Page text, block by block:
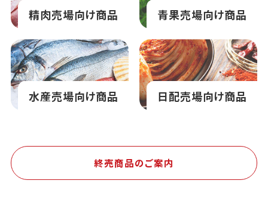
精肉売場向け商品 青果売場向け商品
水産売場向け商品 日配売場向け商品
終売商品のご案内